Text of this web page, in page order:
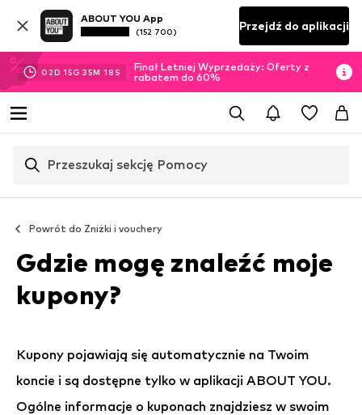
ABOUT YOU App
(152 700) Przejdź do aplikacji
02D 15G 35M 18 S
Finał Letniej Wyprzedaży: Oferty z
rabatem do 60%
Przeszukaj sekcję Pomocy
Powrót do Zniżki i vouchery
Gdzie mogę znaleźć moje
kupony?
Kupony pojawiają się automatycznie na Twoim
koncie i są dostępne tylko w aplikacji ABOUT YOU.
Ogólne informacje o kuponach znajdziesz w swoim